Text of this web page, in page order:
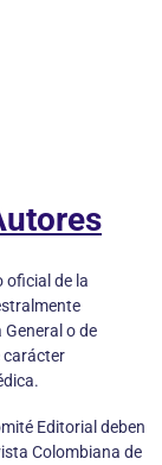
oficial de la
o de
carácter
Editorial deben
Colombiana de